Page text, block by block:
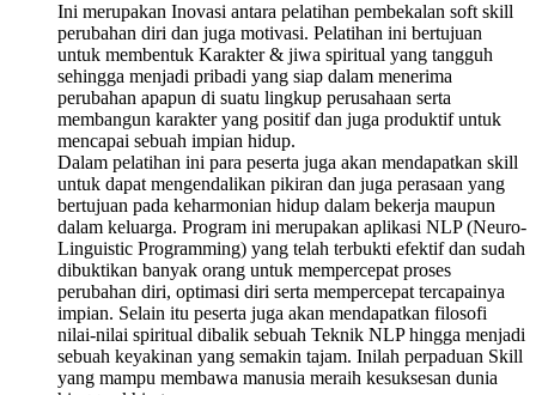
Ini merupakan Inovasi antara pelatihan pembekalan soft skill
perubahan diri dan juga motivasi. Pelatihan ini bertujuan
untuk membentuk Karakter & jiwa spiritual yang tangguh
sehingga menjadi pribadi yang siap dalam menerima
perubahan apapun di suatu lingkup perusahaan serta
membangun karakter yang positif dan juga produktif untuk
mencapai sebuah impian hidup.
Dalam pelatihan ini para peserta juga akan mendapatkan skill
untuk dapat mengendalikan pikiran dan juga perasaan yang
bertujuan pada keharmonian hidup dalam bekerja maupun
dalam keluarga. Program ini merupakan aplikasi NLP (Neuro-
Linguistic Programming) yang telah terbukti efektif dan sudah
dibuktikan banyak orang untuk mempercepat proses
perubahan diri, optimasi diri serta mempercepat tercapainya
impian. Selain itu peserta juga akan mendapatkan filosofi
nilai-nilai spiritual dibalik sebuah Teknik NLP hingga menjadi
sebuah keyakinan yang semakin tajam. Inilah perpaduan Skill
yang mampu membawa manusia meraih kesuksesan dunia